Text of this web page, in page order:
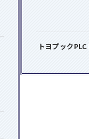
トヨプック